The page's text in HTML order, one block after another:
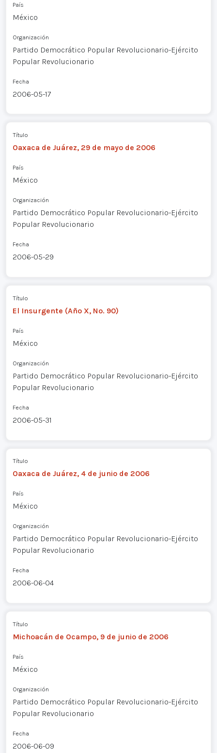
País
México
Organización
Partido Democrático Popular Revolucionario-Ejército
Popular Revolucionario
Fecha
2006-05-17
Título
Oaxaca de Juárez, 29 de mayo de 2006
País
México
Organización
Partido Democrático Popular Revolucionario-Ejército
Popular Revolucionario
Fecha
2006-05-29
Título
El Insurgente (Año X, No. 90)
País
México
Organización
Partido Democrático Popular Revolucionario-Ejército
Popular Revolucionario
Fecha
2006-05-31
Título
Oaxaca de Juárez, 4 de junio de 2006
País
México
Organización
Partido Democrático Popular Revolucionario-Ejército
Popular Revolucionario
Fecha
2006-06-04
Título
Michoacán de Ocampo, 9 de junio de 2006
País
México
Organización
Partido Democrático Popular Revolucionario-Ejército
Popular Revolucionario
Fecha
2006-06-09